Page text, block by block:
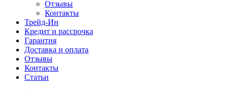
Отзывы
Контакты
Трейд-Ин
Кредит и рассрочка
Гарантия
Доставка и оплата
Отзывы
Контакты
Статьи